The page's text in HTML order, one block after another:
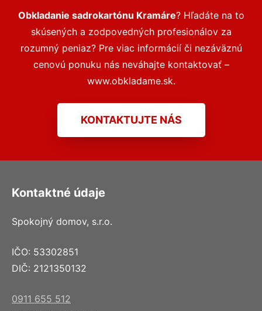
Obkladanie sadrokartónu Kramáre? Hľadáte na to
skúsených a zodpovedných profesionálov za
rozumný peniaz? Pre viac informácií či nezáväznú
cenovú ponuku nás neváhajte kontaktovať –
www.obkladame.sk.
KONTAKTUJTE NÁS
Kontaktné údaje
Spokojný domov, s.r.o.
IČO: 53302851
DIČ: 2121350132
0911 655 512